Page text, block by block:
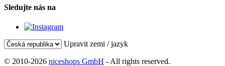
Sledujte nás na
Upravit zemi / jazyk
© 2010-2026 niceshops GmbH - All rights reserved.